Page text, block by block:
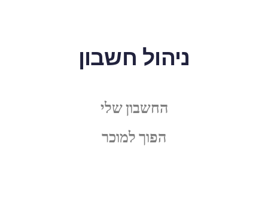
ניהול חשבון
החשבון שלי
הפוך למוכר